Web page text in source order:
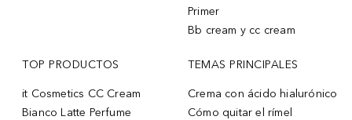
Primer
Bb cream y cc cream
TOP PRODUCTOS
it Cosmetics CC Cream
Bianco Latte Perfume
TEMAS PRINCIPALES
Crema con ácido hialurónico
Cómo quitar el rímel